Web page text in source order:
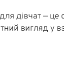
дівчат —
вигляд у